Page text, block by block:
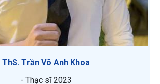
ThS. Trần Võ Anh Khoa
- Thạc sĩ 2023